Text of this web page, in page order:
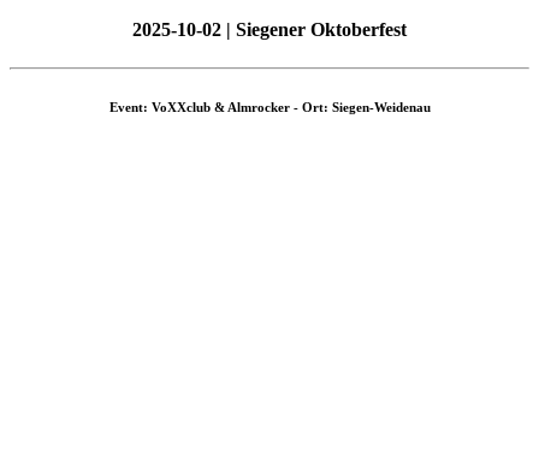
2025-10-02 | Siegener Oktoberfest
Event: VoXXclub & Almrocker - Ort: Siegen-Weidenau